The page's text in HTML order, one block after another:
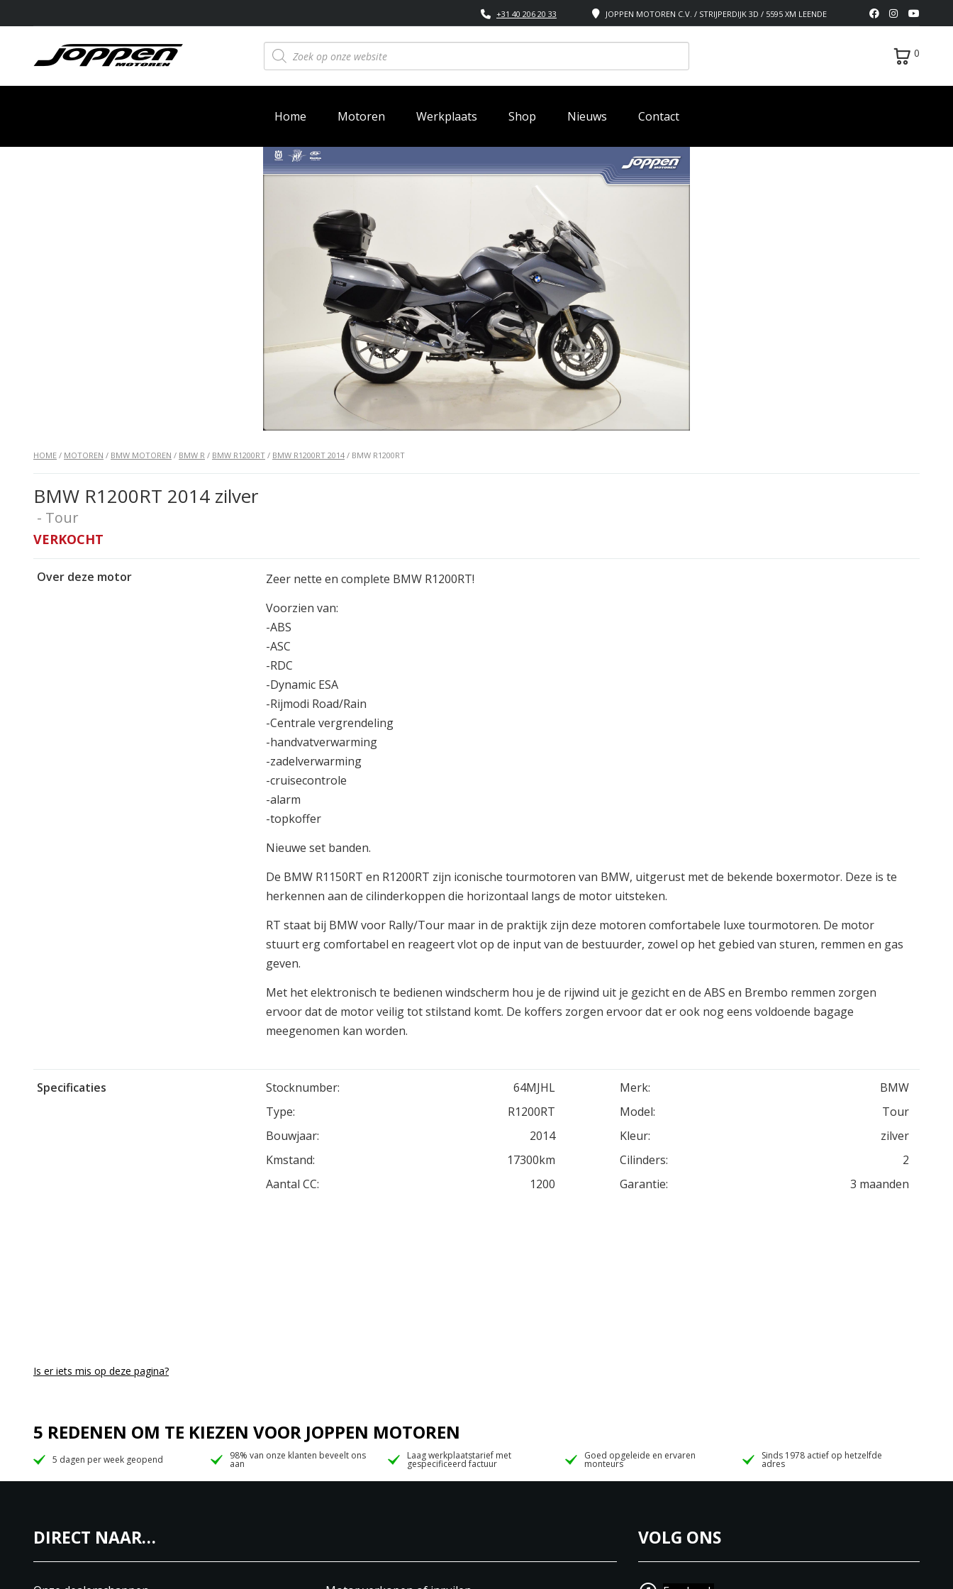
JOPPEN MOTOREN C.V. / STRIJPERDIJK 3D / 5595 XM LEENDE
+31 40 206 20 33
Producten
zoeken 0
Home Motoren Werkplaats Shop Nieuws Contact
HOME / MOTOREN / BMW MOTOREN / BMW R / BMW R1200RT / BMW R1200RT 2014 / BMW R1200RT
BMW R1200RT 2014 zilver
- Tour
VERKOCHT
Over deze motor
Zeer nette en complete BMW R1200RT!
Voorzien van:
-ABS
-ASC
-RDC
-Dynamic ESA
-Rijmodi Road/Rain
-Centrale vergrendeling
-handvatverwarming
-zadelverwarming
-cruisecontrole
-alarm
-topkoffer
Nieuwe set banden.
De BMW R1150RT en R1200RT zijn iconische tourmotoren van BMW, uitgerust met de bekende boxermotor. Deze is te
herkennen aan de cilinderkoppen die horizontaal langs de motor uitsteken.
RT staat bij BMW voor Rally/Tour maar in de praktijk zijn deze motoren comfortabele luxe tourmotoren. De motor
stuurt erg comfortabel en reageert vlot op de input van de bestuurder, zowel op het gebied van sturen, remmen en gas
geven.
Met het elektronisch te bedienen windscherm hou je de rijwind uit je gezicht en de ABS en Brembo remmen zorgen
ervoor dat de motor veilig tot stilstand komt. De koffers zorgen ervoor dat er ook nog eens voldoende bagage
meegenomen kan worden.
Specificaties Stocknumber: 64MJHL Merk:
BMW
Type:
R1200RT Model:
Tour
Bouwjaar:
2014 Kleur:
zilver
Kmstand:
17300km Cilinders:
2
Aantal CC:
1200 Garantie: 3 maanden
Is er iets mis op deze pagina?
5 REDENEN OM TE KIEZEN VOOR JOPPEN MOTOREN
5 dagen per week geopend 98% van onze klanten beveelt ons
aan
Laag werkplaatstarief met
gespecificeerd factuur
Goed opgeleide en ervaren
monteurs
Sinds 1978 actief op hetzelfde
adres
DIRECT NAAR… VOLG ONS